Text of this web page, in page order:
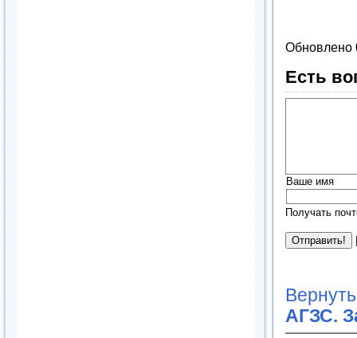
Обновлено
Есть
Ваше имя
Получать
АГЗС.